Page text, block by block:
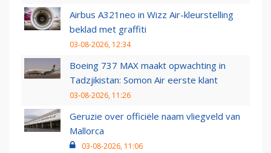
Airbus A321neo in Wizz Air-kleurstelling
beklad met graffiti
03-08-2026, 12:34
Boeing 737 MAX maakt opwachting in
Tadzjikistan: Somon Air eerste klant
03-08-2026, 11:26
Geruzie over officiële naam vliegveld van
Mallorca
03-08-2026, 11:06